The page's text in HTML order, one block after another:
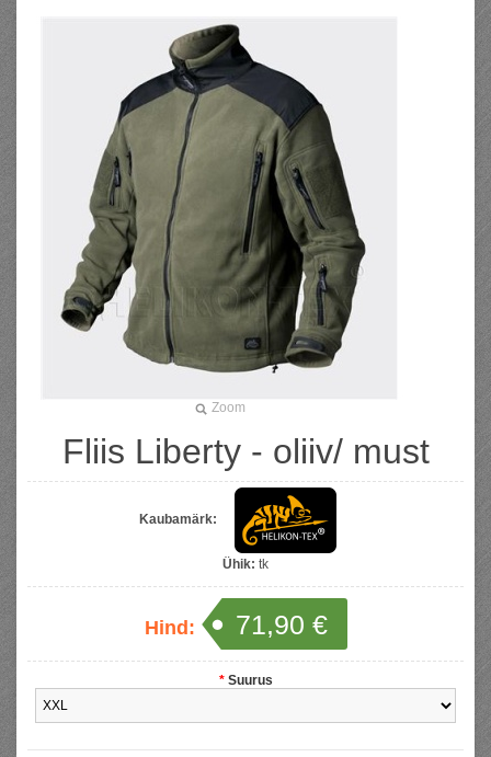
Zoom
Fliis Liberty - oliiv/ must
Kaubamärk:
Ühik: tk
Hind: 71,90 €
* Suurus